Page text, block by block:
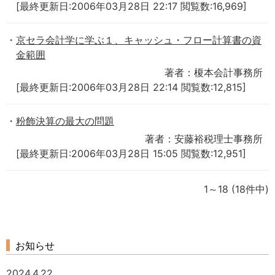
[最終更新日:2006年03月28日 22:17 閲覧数:16,969]
京セラ会計学に学ぶ１、キャッシュ・フロー計算書の資
金範囲
著者：榎本会計事務所
[最終更新日:2006年03月28日 22:14 閲覧数:12,815]
粉飾決算の最大の問題
著者：安藤裕税理士事務所
[最終更新日:2006年03月28日 15:05 閲覧数:12,951]
1～18 (18件中)
お知らせ